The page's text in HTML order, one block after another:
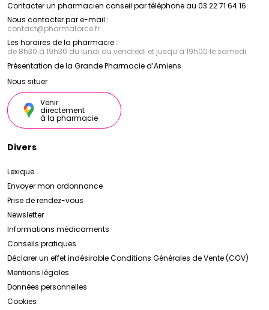
Contacter un pharmacien conseil par téléphone au 03 22 71 64 16
Nous contacter par e-mail :
contact@pharmaforce.fr
Les horaires de la pharmacie :
de 8h30 à 19h30 du lundi au vendredi et jusqu’à 19h00 le samedi
Présentation de la Grande Pharmacie d’Amiens
Nous situer
Venir
directement
à la pharmacie
Divers
Lexique
Envoyer mon ordonnance
Prise de rendez-vous
Newsletter
Informations médicaments
Conseils pratiques
Déclarer un effet indésirableConditions Générales de Vente (CGV)
Mentions légales
Données personnelles
Cookies